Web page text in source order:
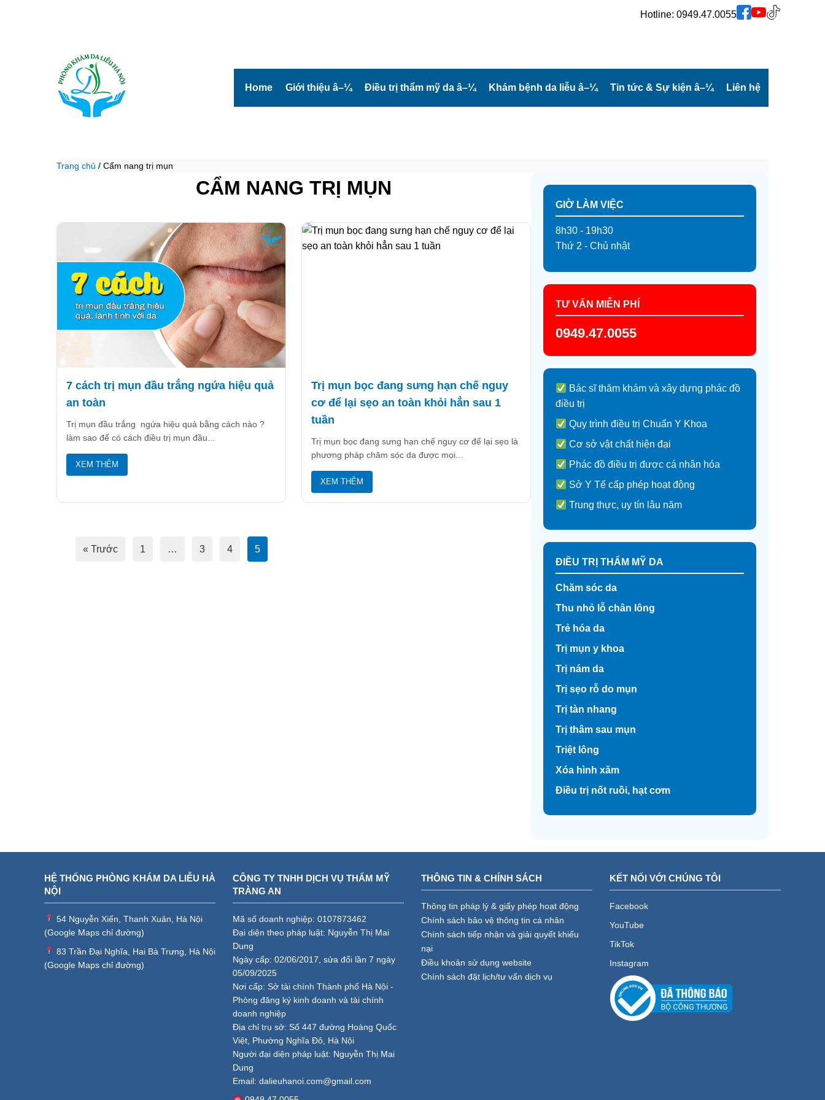
Hotline: 0949.47.0055
Home Giới thiệu â–¼ Điều trị thẩm mỹ da â–¼ Khám bệnh da liễu â–¼ Tin tức & Sự kiện â–¼ Liên hệ
Trang chủ / Cẩm nang trị mụn
CẨM NANG TRỊ MỤN
7 cách trị mụn đầu trắng ngứa hiệu quả
an toàn
Trị mụn đầu trắng ngứa hiệu quả bằng cách nào ?
làm sao để có cách điều trị mụn đầu...
XEM THÊM
Trị mụn bọc đang sưng hạn chế nguy
cơ để lại sẹo an toàn khỏi hẳn sau 1
tuần
Trị mụn bọc đang sưng hạn chế nguy cơ để lại sẹo là
phương pháp chăm sóc da được mọi...
XEM THÊM
« Trước 1 … 3 4 5
GIỜ LÀM VIỆC
8h30 - 19h30
Thứ 2 - Chủ nhật
TƯ VẤN MIỄN PHÍ
0949.47.0055
Bác sĩ thăm khám và xây dựng phác đồ
điều trị
Quy trình điều trị Chuẩn Y Khoa
Cơ sở vật chất hiện đại
Phác đồ điều trị được cá nhân hóa
Sở Y Tế cấp phép hoạt động
Trung thực, uy tín lâu năm
ĐIỀU TRỊ THẨM MỸ DA
Chăm sóc da
Thu nhỏ lỗ chân lông
Trẻ hóa da
Trị mụn y khoa
Trị nám da
Trị sẹo rỗ do mụn
Trị tàn nhang
Trị thâm sau mụn
Triệt lông
Xóa hình xăm
Điều trị nốt ruồi, hạt cơm
HỆ THỐNG PHÒNG KHÁM DA LIỄU HÀ
NỘI
54 Nguyễn Xiển, Thanh Xuân, Hà Nội
(Google Maps chỉ đường)
83 Trần Đại Nghĩa, Hai Bà Trưng, Hà Nội
(Google Maps chỉ đường)
CÔNG TY TNHH DỊCH VỤ THẨM MỸ
TRÀNG AN
Mã số doanh nghiệp: 0107873462
Đại diện theo pháp luật: Nguyễn Thị Mai
Dung
Ngày cấp: 02/06/2017, sửa đổi lần 7 ngày
05/09/2025
Nơi cấp: Sở tài chính Thành phố Hà Nội -
Phòng đăng ký kinh doanh và tài chính
doanh nghiệp
Địa chỉ trụ sở: Số 447 đường Hoàng Quốc
Việt, Phường Nghĩa Đô, Hà Nội
Người đại diện pháp luật: Nguyễn Thị Mai
Dung
Email: dalieuhanoi.com@gmail.com
THÔNG TIN & CHÍNH SÁCH
Thông tin pháp lý & giấy phép hoạt động
Chính sách bảo vệ thông tin cá nhân
Chính sách tiếp nhận và giải quyết khiếu
nại
Điều khoản sử dụng website
Chính sách đặt lịch/tư vấn dịch vụ
KẾT NỐI VỚI CHÚNG TÔI
Facebook
YouTube
TikTok
Instagram